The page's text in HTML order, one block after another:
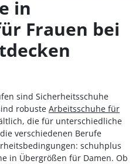
in
Frauen bei
sind Sicherheitsschuhe
robuste Arbeitsschuhe für
die für unterschiedliche
verschiedenen Berufe
schuhplus
in Übergrößen für Damen. Ob